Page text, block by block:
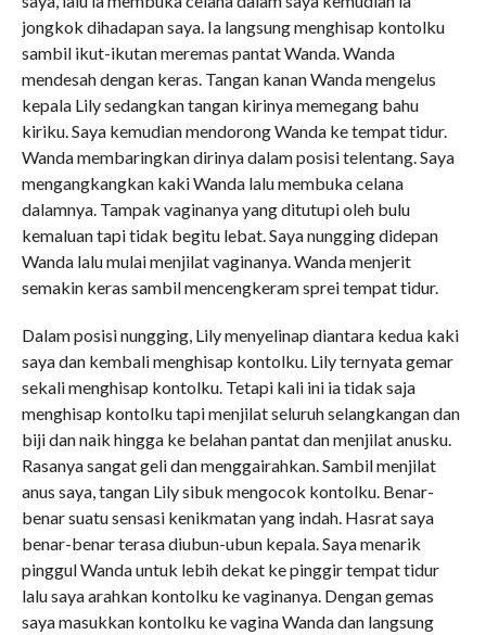
jongkok dihadapan saya. Ia langsung menghisap kontolku
sambil ikut-ikutan meremas pantat Wanda. Wanda
mendesah dengan keras. Tangan kanan Wanda mengelus
kepala Lily sedangkan tangan kirinya memegang bahu
kiriku. Saya kemudian mendorong Wanda ke tempat tidur.
Wanda membaringkan dirinya dalam posisi telentang. Saya
mengangkangkan kaki Wanda lalu membuka celana
dalamnya. Tampak vaginanya yang ditutupi oleh bulu
kemaluan tapi tidak begitu lebat. Saya nungging didepan
Wanda lalu mulai menjilat vaginanya. Wanda menjerit
semakin keras sambil mencengkeram sprei tempat tidur.
Dalam posisi nungging, Lily menyelinap diantara kedua kaki
saya dan kembali menghisap kontolku. Lily ternyata gemar
sekali menghisap kontolku. Tetapi kali ini ia tidak saja
menghisap kontolku tapi menjilat seluruh selangkangan dan
biji dan naik hingga ke belahan pantat dan menjilat anusku.
Rasanya sangat geli dan menggairahkan. Sambil menjilat
anus saya, tangan Lily sibuk mengocok kontolku. Benar-
benar suatu sensasi kenikmatan yang indah. Hasrat saya
benar-benar terasa diubun-ubun kepala. Saya menarik
pinggul Wanda untuk lebih dekat ke pinggir tempat tidur
lalu saya arahkan kontolku ke vaginanya. Dengan gemas
saya masukkan kontolku ke vagina Wanda dan langsung